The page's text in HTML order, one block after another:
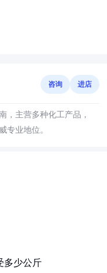
咨询 进店
，主营多种化工产品，
专业地位。
多少公斤